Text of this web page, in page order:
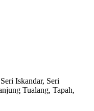
Iskandar, Seri
Tualang, Tapah,